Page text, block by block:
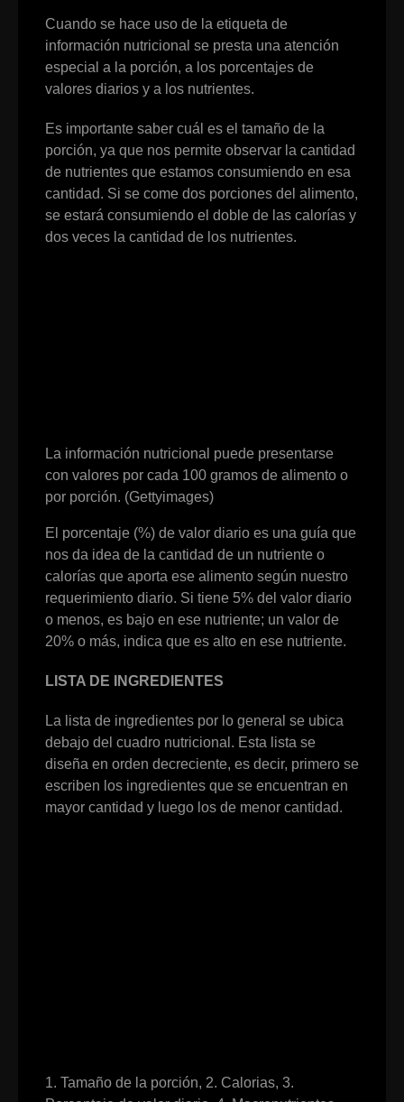
Cuando se hace uso de la etiqueta de
información nutricional se presta una atención
especial a la porción, a los porcentajes de
valores diarios y a los nutrientes.
Es importante saber cuál es el tamaño de la
porción, ya que nos permite observar la cantidad
de nutrientes que estamos consumiendo en esa
cantidad. Si se come dos porciones del alimento,
se estará consumiendo el doble de las calorías y
dos veces la cantidad de los nutrientes.
La información nutricional puede presentarse
con valores por cada 100 gramos de alimento o
por porción. (Gettyimages)
El porcentaje (%) de valor diario es una guía que
nos da idea de la cantidad de un nutriente o
calorías que aporta ese alimento según nuestro
requerimiento diario. Si tiene 5% del valor diario
o menos, es bajo en ese nutriente; un valor de
20% o más, indica que es alto en ese nutriente.
LISTA DE INGREDIENTES
La lista de ingredientes por lo general se ubica
debajo del cuadro nutricional. Esta lista se
diseña en orden decreciente, es decir, primero se
escriben los ingredientes que se encuentran en
mayor cantidad y luego los de menor cantidad.
1. Tamaño de la porción, 2. Calorias, 3.